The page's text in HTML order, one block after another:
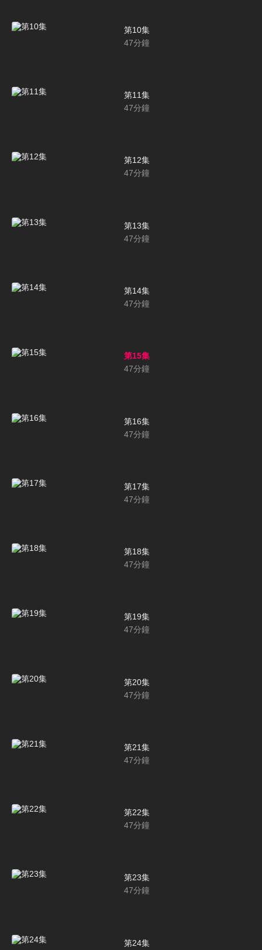
第10集
47分鐘
第11集
47分鐘
第12集
47分鐘
第13集
47分鐘
第14集
47分鐘
第15集
47分鐘
第16集
47分鐘
第17集
47分鐘
第18集
47分鐘
第19集
47分鐘
第20集
47分鐘
第21集
47分鐘
第22集
47分鐘
第23集
47分鐘
第24集